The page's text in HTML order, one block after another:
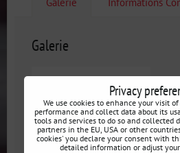
Galerie
Privacy
We use cookies to enhance your visit
performance and collect data about its
tools and services to do so and collected
partners in the EU, USA or other
cookies' you declare your consent with
detailed information or adjust